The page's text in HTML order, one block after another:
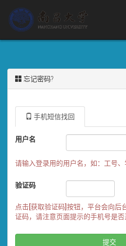
忘记密码?
手机短信找回
用户名
请输入登录用的用户名，如：工号
验证码
点击[获取验证码]按钮，平台会向后
证码，请注意页面提示的手机号是否
提交